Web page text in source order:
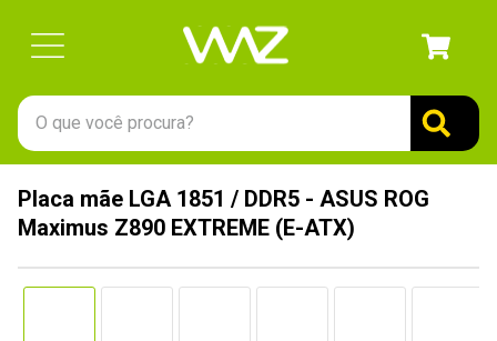
O que você procura?
Placa mãe LGA 1851 / DDR5 - ASUS ROG
Maximus Z890 EXTREME (E-ATX)
1
gabinete
3º
teclado